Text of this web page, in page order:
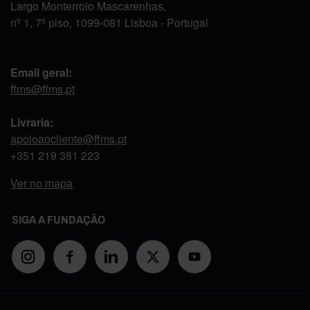
Largo Monterroio Mascarenhas,
nº 1, 7º piso, 1099-081 Lisboa - Portugal
Email geral:
ffms@ffms.pt
Livraria:
apoioaocliente@ffms.pt
+351 219 381 223
Ver no mapa
SIGA A FUNDAÇÃO